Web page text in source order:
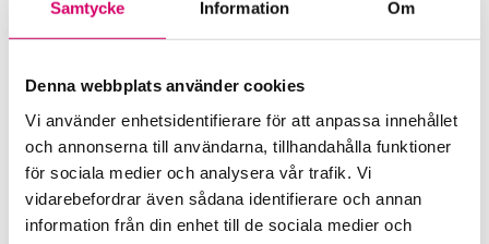
Samtycke Information Om
Denna webbplats använder cookies
Vi använder enhetsidentifierare för att anpassa innehållet
och annonserna till användarna, tillhandahålla funktioner
för sociala medier och analysera vår trafik. Vi
vidarebefordrar även sådana identifierare och annan
information från din enhet till de sociala medier och
Aylin Myumyun
Srf Auktoriserade konsulter
Aylin Myumyun